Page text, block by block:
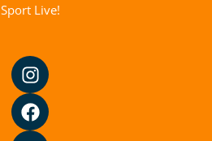
Sport Live!
I
n
s
t
F
a
c
e
Y
o
u
t